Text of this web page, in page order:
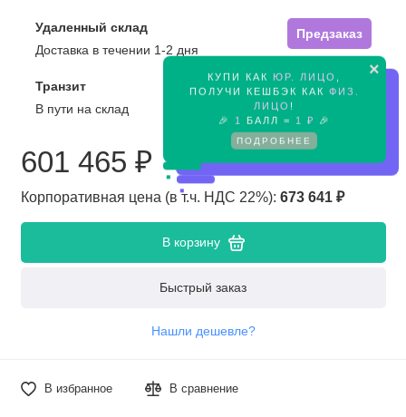
×
КУПИ КАК ЮР. ЛИЦО
ПОЛУЧИ КЕШБЭК КАК ФИЗ.
ЛИЦО !
🎉 1 БАЛЛ = 1 ₽ 🎉
ПОДРОБНЕЕ
Удаленный склад
Предзаказ
Доставка в течении 1-2 дня
Транзит
Предзаказ
В пути на склад
601 465 ₽
Корпоративная цена (в т.ч. НДС 22%): 673 641 ₽
В корзину
Быстрый заказ
Нашли дешевле?
В избранное В сравнение